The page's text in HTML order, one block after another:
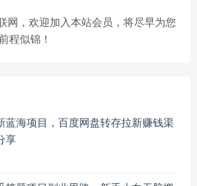
网，欢迎加入本站会员，将尽早为您
程似锦！
蓝海项目，百度网盘转存拉新赚钱渠
享